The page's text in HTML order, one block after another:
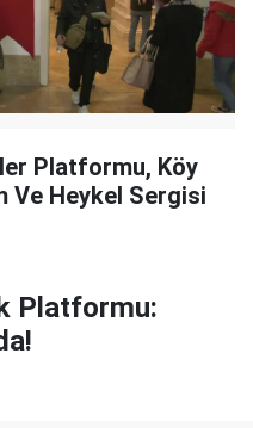
Platformu, Köy
Ve Heykel Sergisi
Platformu: